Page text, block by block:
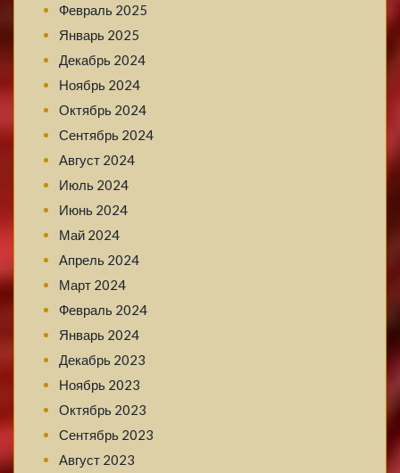
Февраль 2025
Январь 2025
Декабрь 2024
Ноябрь 2024
Октябрь 2024
Сентябрь 2024
Август 2024
Июль 2024
Июнь 2024
Май 2024
Апрель 2024
Март 2024
Февраль 2024
Январь 2024
Декабрь 2023
Ноябрь 2023
Октябрь 2023
Сентябрь 2023
Август 2023